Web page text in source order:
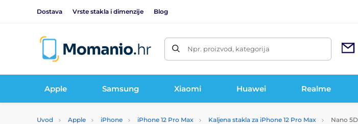
Dostava Vrste stakla i dimenzije Blog
Npr. proizvod, kategorija
Apple Samsung Xiaomi Huawei Realme
Uvod Apple iPhone iPhone 12 Pro Max Kaljena stakla za iPhone 12 Pro Max Nano